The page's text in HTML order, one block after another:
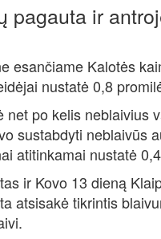
pagauta ir
esančiame Kalotės
nustatė 0,8
net po kelis neblaivius
sustabdyti neblaivūs
atitinkamai nustatė
ir Kovo 13 dieną
atsisakė tikrintis